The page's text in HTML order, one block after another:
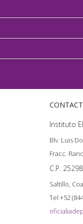
Instituto
Blv. Luis
Fracc.
C.P. 25298
Saltillo,
Tel +52